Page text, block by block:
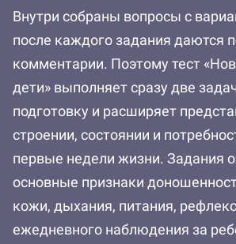
Внутри собраны вопросы с
после каждого задания даются
комментарии. Поэтому тест
дети» выполняет сразу две
подготовку и расширяет
строении, состоянии и
первые недели жизни. Задания
основные признаки
кожи, дыхания, питания,
ежедневного наблюдения за